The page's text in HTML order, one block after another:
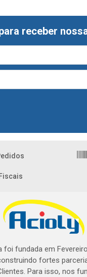
receber
foi fundada em
fortes
Para isso, nos